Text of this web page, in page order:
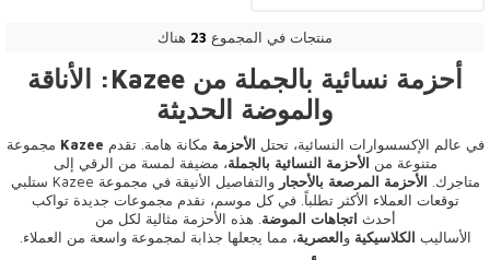
منتجات في المجموع 23 هناك
أحزمة نسائية بالجملة من Kazee: الأناقة
والموضة الحديثة
في عالم الإكسسوارات النسائية، تحتل الأحزمة مكانة هامة. تقدم Kazee مجموعة
متنوعة من الأحزمة النسائية بالجملة، مضيفة لمسة من الرقي إلى
متاجرك. الأحزمة المرصعة بالأحجار
والتفاصيل الأنيقة في مجموعة Kazee ستلبي
توقعات العملاء الأكثر تطلباً. في كل موسم، نقدم مجموعات جديدة تواكب
أحدث اتجاهات الموضة . هذه الأحزمة مثالية لكل من
الأساليب الكلاسيكية والعصرية، مما يجعلها جذابة لمجموعة واسعة من العملاء.